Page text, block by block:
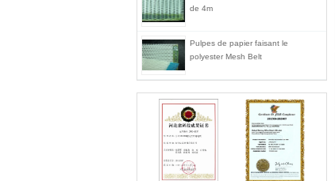
de 4m
Pulpes de papier faisant le
polyester Mesh Belt